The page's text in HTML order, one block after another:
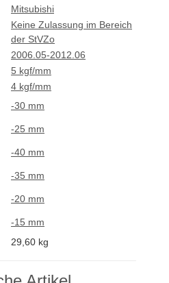
Mitsubishi
Keine Zulassung im Bereich
der StVZo
2006.05-2012.06
5 kgf/mm
4 kgf/mm
-30 mm
-25 mm
-40 mm
-35 mm
-20 mm
-15 mm
29,60 kg